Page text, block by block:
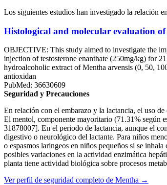
Los siguientes estudios han investigado la relación
Histological and molecular evaluation
OBJECTIVE: This study aimed to investigate the
injection of testosterone enanthate (250mg/kg) for
hydroalcoholic extract of Mentha arvensis (0, 50,
antioxidan
PubMed: 36630609
Seguridad y Precauciones
En relación con el embarazo y la lactancia, el uso
El mentol, componente mayoritario (71.31% según
31878007]. En el periodo de lactancia, aunque el
digestivo o neurológico del lactante. Para niños
o espasmos laringeos en niños pequeños si se
posibles variaciones en la actividad enzimática
planta tiene actividad biológica sobre procesos
Ver perfil de seguridad completo de Mentha →